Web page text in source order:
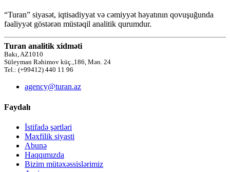
“Turan” siyasət, iqtisadiyyat və cəmiyyət həyatının qovuşuğunda
fəaliyyət göstərən müstəqil analitik qurumdur.
Turan analitik xidməti
Bakı, AZ1010
Süleyman Rəhimov küç.,186, Mən. 24
Tel.: (+99412) 440 11 96
agency@turan.az
Faydalı
İstifadə şərtləri
Məxfilik siyasti
Abunə
Haqqımızda
Bizim mütəxəssislərimiz